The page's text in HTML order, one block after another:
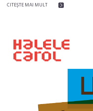
CITEŞTE MAI MULT